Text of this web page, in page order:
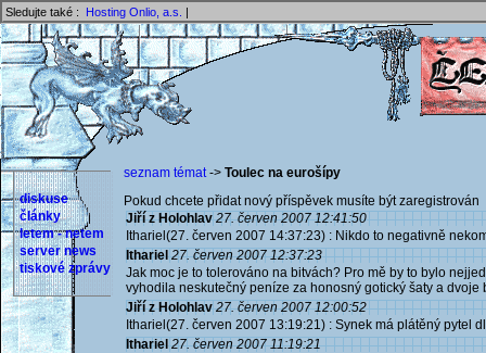
Sledujte také : Hosting Onlio, a.s. |
diskuse
články
letem - netem
server news
tiskové zprávy
seznam témat-> Toulec na eurošípy
Pokud chcete přidat nový příspěvek musíte být
Jiří z Holohlav 27. červen 2007 12:41:50
Ithariel(27. červen 2007 14:37:23) : Nikdo to negativně
Ithariel 27. červen 2007 12:37:23
Jak moc je to tolerováno na bitvách? Pro mě by to bylo
vyhodila neskutečný peníze za honosný gotický šaty a
Jiří z Holohlav 27. červen 2007 12:00:52
Ithariel(27. červen 2007 13:19:21) : Synek má plátěný pytel
Ithariel 27. červen 2007 11:19:21